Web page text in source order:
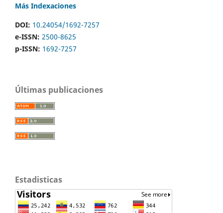
Más Indexaciones
DOI: 10.24054/1692-7257
e-ISSN: 2500-8625
p-ISSN: 1692-7257
Últimas publicaciones
Estadisticas